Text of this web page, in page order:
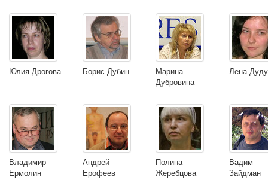
Юлия Дрогова Борис Дубин
Марина
Дубровина
Лена
Владимир
Ермолин
Андрей
Ерофеев
Полина
Жеребцова
Вадим
Зайдман